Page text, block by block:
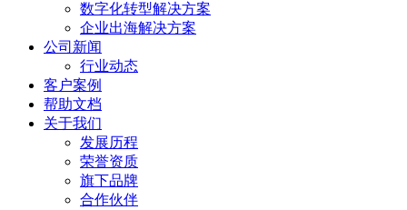
数字化转型解决方案
企业出海解决方案
公司新闻
行业动态
客户案例
帮助文档
关于我们
发展历程
荣誉资质
旗下品牌
合作伙伴